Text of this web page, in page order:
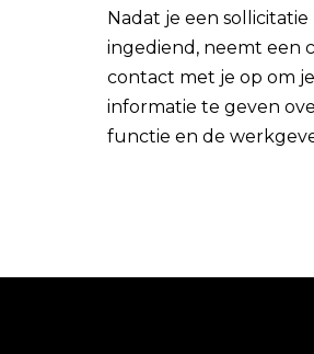
Nadat je een
ingediend, neemt een
contact met je op om
informatie te geven
functie en de